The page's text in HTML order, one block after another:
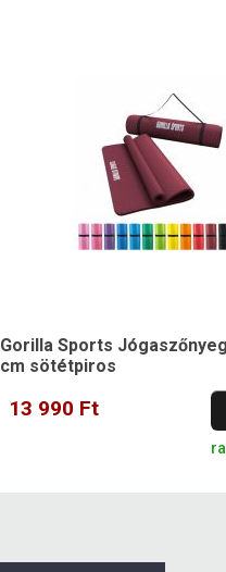
Gorilla Sports
cm sötétpiros
13 990 Ft